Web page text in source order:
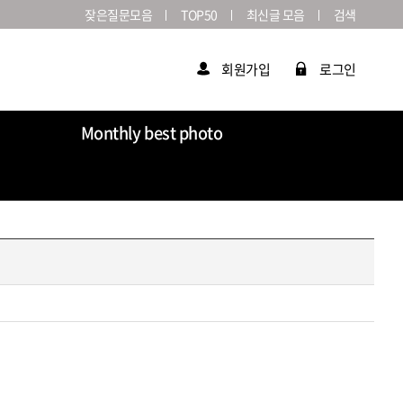
잦은질문모음 TOP50 최신글 모음 검색
회원가입 로그인
Monthly best photo